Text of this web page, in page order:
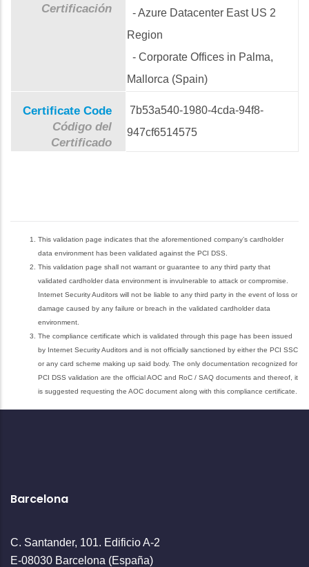
Certificación
- Azure Datacenter East US 2
Region
- Corporate Offices in Palma,
Mallorca (Spain)
Certificate Code
Código del
Certificado
7b53a540-1980-4cda-94f8-
947cf6514575
This validation page indicates that the aforementioned company’s cardholder
data environment has been validated against the PCI DSS.
This validation page shall not warrant or guarantee to any third party that
validated cardholder data environment is invulnerable to attack or compromise.
Internet Security Auditors will not be liable to any third party in the event of loss or
damage caused by any failure or breach in the validated cardholder data
environment.
The compliance certificate which is validated through this page has been issued
by Internet Security Auditors and is not officially sanctioned by either the PCI SSC
or any card scheme making up said body. The only documentation recognized for
PCI DSS validation are the official AOC and RoC / SAQ documents and thereof, it
is suggested requesting the AOC document along with this compliance certificate.
Barcelona
C. Santander, 101. Edificio A-2
E-08030 Barcelona (España)